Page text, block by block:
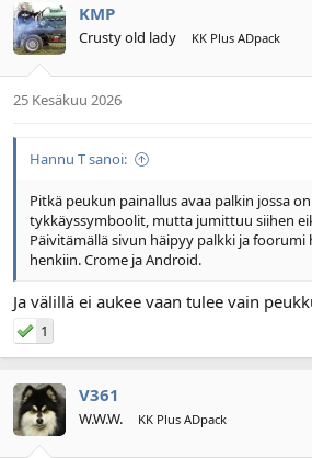
KMP
Crusty old lady KK Plus ADpack
25 Kesäkuu 2026
Hannu T sanoi:
Pitkä peukun painallus avaa palkin jossa
tykkäyssymboolit, mutta jumittuu siihen
Päivitämällä sivun häipyy palkki ja foorumi
henkiin. Crome ja Android.
Ja välillä ei aukee vaan tulee vain
1
V361
W.W.W. KK Plus ADpack